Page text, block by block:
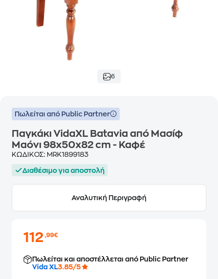
6
Πωλείται από Public Partner
Παγκάκι VidaXL Batavia από Μασίφ
Μαόνι 98x50x82 cm - Καφέ
ΚΩΔΙΚΟΣ: MRK1899183
Διαθέσιμο για αποστολή
Αναλυτική Περιγραφή
112,99€
Πωλείται και αποστέλλεται από Public Partner
Vida XL3.85/5